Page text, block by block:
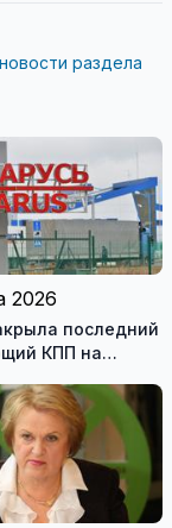
раздела
2026
последний
КПП на